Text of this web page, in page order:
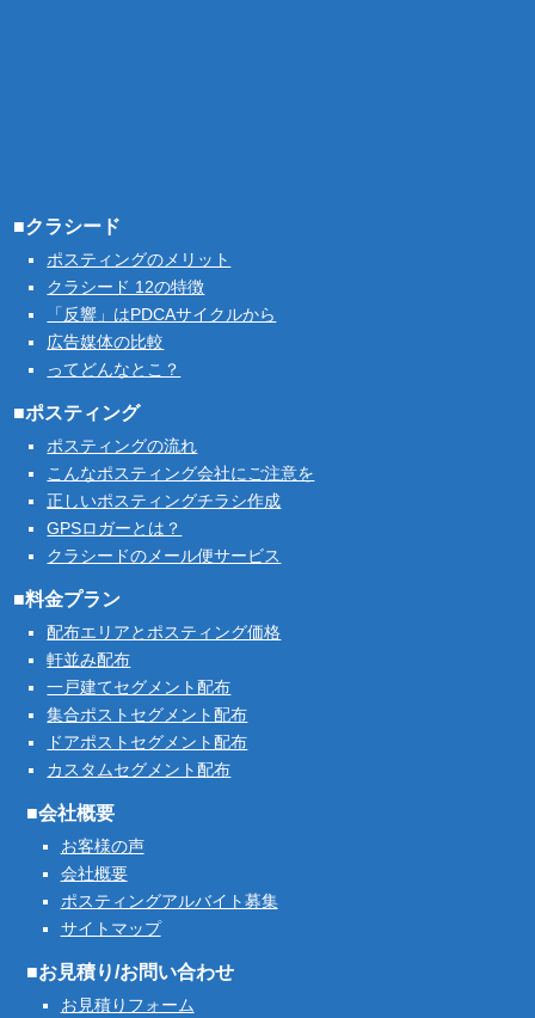
■クラシード
ポスティングのメリット
クラシード 12の特徴
「反響」はPDCAサイクルから
広告媒体の比較
ってどんなとこ？
■ポスティング
ポスティングの流れ
こんなポスティング会社にご注意を
正しいポスティングチラシ作成
GPSロガーとは？
クラシードのメール便サービス
■料金プラン
配布エリアとポスティング価格
軒並み配布
一戸建てセグメント配布
集合ポストセグメント配布
ドアポストセグメント配布
カスタムセグメント配布
■会社概要
お客様の声
会社概要
ポスティングアルバイト募集
サイトマップ
■お見積り/お問い合わせ
お見積りフォーム